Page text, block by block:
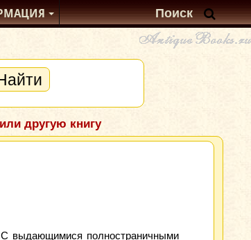
другую книгу
С выдающимися полностраничными